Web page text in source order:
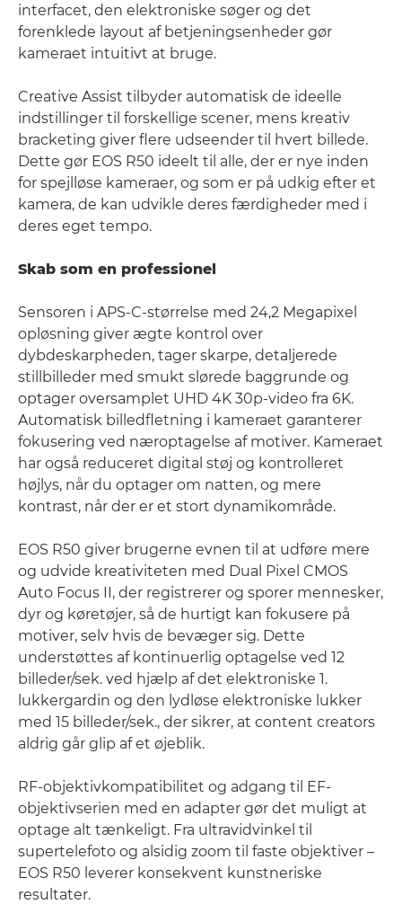
interfacet, den elektroniske søger og det
forenklede layout af betjeningsenheder gør
kameraet intuitivt at bruge.
Creative Assist tilbyder automatisk de ideelle
indstillinger til forskellige scener, mens kreativ
bracketing giver flere udseender til hvert billede.
Dette gør EOS R50 ideelt til alle, der er nye inden
for spejlløse kameraer, og som er på udkig efter et
kamera, de kan udvikle deres færdigheder med i
deres eget tempo.
Skab som en professionel
Sensoren i APS-C-størrelse med 24,2 Megapixel
opløsning giver ægte kontrol over
dybdeskarpheden, tager skarpe, detaljerede
stillbilleder med smukt slørede baggrunde og
optager oversamplet UHD 4K 30p-video fra 6K.
Automatisk billedfletning i kameraet garanterer
fokusering ved næroptagelse af motiver. Kameraet
har også reduceret digital støj og kontrolleret
højlys, når du optager om natten, og mere
kontrast, når der er et stort dynamikområde.
EOS R50 giver brugerne evnen til at udføre mere
og udvide kreativiteten med Dual Pixel CMOS
Auto Focus II, der registrerer og sporer mennesker,
dyr og køretøjer, så de hurtigt kan fokusere på
motiver, selv hvis de bevæger sig. Dette
understøttes af kontinuerlig optagelse ved 12
billeder/sek. ved hjælp af det elektroniske 1.
lukkergardin og den lydløse elektroniske lukker
med 15 billeder/sek., der sikrer, at content creators
aldrig går glip af et øjeblik.
RF-objektivkompatibilitet og adgang til EF-
objektivserien med en adapter gør det muligt at
optage alt tænkeligt. Fra ultravidvinkel til
supertelefoto og alsidig zoom til faste objektiver –
EOS R50 leverer konsekvent kunstneriske
resultater.